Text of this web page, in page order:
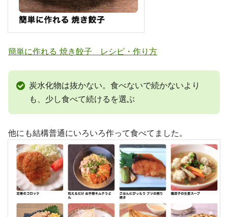
簡単に作れる 焼き餃子 レシピ・作り方
炭水化物は抜かない。食べないで続かないより
も、少し食べて続けるを選ぶ
他にも結構普通にいろいろ作って食べてました。